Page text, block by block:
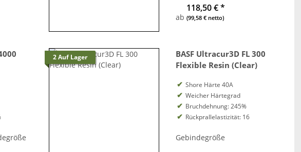
ab
118,50 €*
(99,58 € netto)
2 Auf Lager
BASF Ultracur3D FL 300
Flexible Resin (Clear)
Shore Härte 40A
Weicher Härtegrad
Bruchdehnung: 245%
Rückprallelastizität: 16
Gebindegröße